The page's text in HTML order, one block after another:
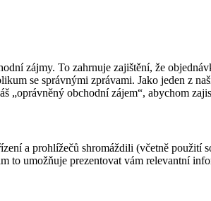
zájmy. To zahrnuje zajištění, že
se správnými zprávami. Jako jeden z
obchodní zájem“, abychom
a prohlížečů shromáždili (včetně
to umožňuje prezentovat vám relevantní